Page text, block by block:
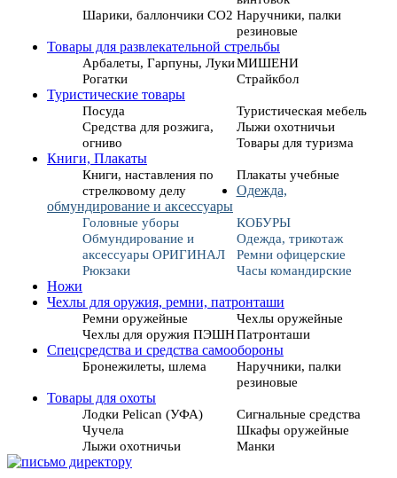
Шарики, баллончики СО2 Наручники, палки
резиновые
Товары для развлекательной стрельбы
Арбалеты, Гарпуны, ЛукиМИШЕНИ
Рогатки
Страйкбол
Туристические товары
Посуда
Туристическая мебель
Средства для розжига,
огниво
Лыжи охотничьи
Товары для туризма
Книги, Плакаты
Книги, наставления по
стрелковому делу
Плакаты учебные
Одежда,
обмундирование и аксессуары
Головные уборы
КОБУРЫ
Обмундирование и
аксессуары ОРИГИНАЛ
Одежда, трикотаж
Ремни офицерские
Рюкзаки
Часы командирские
Ножи
Чехлы для оружия, ремни, патронташи
Ремни оружейные
Чехлы оружейные
Чехлы для оружия ПЭШНПатронташи
Спецсредства и средства самообороны
Бронежилеты, шлема
Наручники, палки
резиновые
Товары для охоты
Лодки Pelican (УФА)
Сигнальные средства
Чучела
Шкафы оружейные
Лыжи охотничьи
Манки